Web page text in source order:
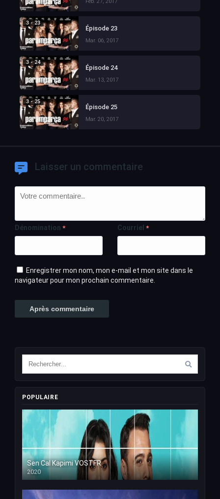
3 - 23
Épisode 23
Mar. 06, 2017
3 - 24
Épisode 24
Mar. 13, 2017
3 - 25
Épisode 25
Mar. 20, 2017
Laisser un commentaire
Dénomination * Courriel *
Enregistrer mon nom, mon e-mail et mon site dans le
navigateur pour mon prochain commentaire.
POPULAIRE
Sen Cal Kapimi VOSTFR
2020